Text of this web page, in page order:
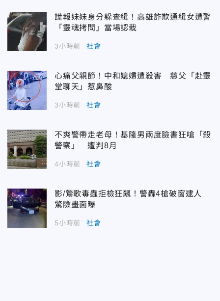
謊報妹妹身分躲查緝！高雄詐欺通緝女遭警
「靈魂拷問」當場認栽
3小時前 社會
心痛父親節！中和媳婦遭殺害 慈父「赴靈
堂聊天」惹鼻酸
3小時前 社會
不爽警帶走老母！基隆男兩度臉書狂嗆「殺
警察」 遭判8月
4小時前 社會
影/鶯歌毒蟲拒檢狂飆！警轟4槍破窗逮人
驚險畫面曝
5小時前 社會